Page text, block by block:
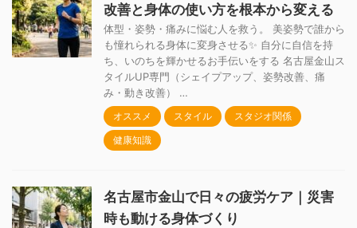
改善と身体の使い方を根本から変える
体型・姿勢・痛みに悩む人を救う。 美姿勢で誰から
も憧れられる身体に変身させる✨ 自分に自信を持
ち、いのちを輝かせるお手伝いをする 名古屋金山ス
タイルUP専門（シェイプアップ、姿勢改善、痛
み・動き改善） …
オススメ スタイル
スタジオ関係
健康知識
名古屋市金山で日々の疲労ケア｜災害
時も動ける身体づくり